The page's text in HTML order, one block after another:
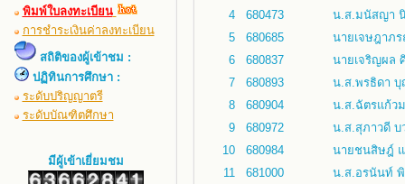
พิมพ์ใบลงทะเบียน
การชำระเงินค่าลงทะเบียน
สถิติของผู้เข้าชม :
ปฏิทินการศึกษา :
ระดับปริญญาตรี
ระดับบัณฑิตศึกษา
มีผู้เข้าเยี่ยมชม
4
680473
น.ส.มนัสญา
5
680685
นายเจษฎาภ
6
680837
นายเจริญผล
7
680893
น.ส.พรธิดา บุ
8
680904
น.ส.ฉัตรแก้ว
9
680972
น.ส.สุภาวดี บ
10
680984
นายชนสิษฎ์
11
681000
น.ส.อรนันท์ พิ